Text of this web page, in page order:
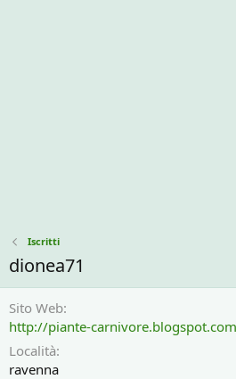
Iscritti
dionea71
Sito Web
http://piante-
Località
ravenna